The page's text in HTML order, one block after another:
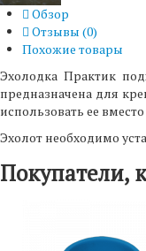
Обзор
Отзывы (0)
Похожие товары
Эхолодка Практик
предназначена для
использовать ее
Эхолот необходимо
Покупатели,